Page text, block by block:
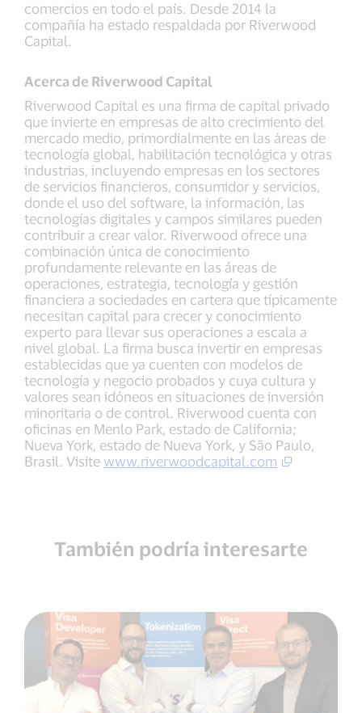
comercios en todo el país. Desde 2014 la
compañía ha estado respaldada por Riverwood
Capital.
Acerca de Riverwood Capital
Riverwood Capital es una firma de capital privado
que invierte en empresas de alto crecimiento del
mercado medio, primordialmente en las áreas de
tecnología global, habilitación tecnológica y otras
industrias, incluyendo empresas en los sectores
de servicios financieros, consumidor y servicios,
donde el uso del software, la información, las
tecnologías digitales y campos similares pueden
contribuir a crear valor. Riverwood ofrece una
combinación única de conocimiento
profundamente relevante en las áreas de
operaciones, estrategia, tecnología y gestión
financiera a sociedades en cartera que típicamente
necesitan capital para crecer y conocimiento
experto para llevar sus operaciones a escala a
nivel global. La firma busca invertir en empresas
establecidas que ya cuenten con modelos de
tecnología y negocio probados y cuya cultura y
valores sean idóneos en situaciones de inversión
minoritaria o de control. Riverwood cuenta con
oficinas en Menlo Park, estado de California;
Nueva York, estado de Nueva York, y São Paulo,
Brasil. Visite www.riverwoodcapital.com
También podría interesarte